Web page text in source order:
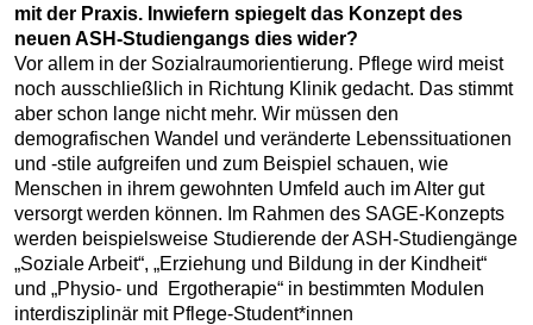
mit der Praxis. Inwiefern spiegelt das Konzept des
neuen ASH-Studiengangs dies wider?
Vor allem in der Sozialraumorientierung. Pflege wird meist
noch ausschließlich in Richtung Klinik gedacht. Das stimmt
aber schon lange nicht mehr. Wir müssen den
demografischen Wandel und veränderte Lebenssituationen
und -stile aufgreifen und zum Beispiel schauen, wie
Menschen in ihrem gewohnten Umfeld auch im Alter gut
versorgt werden können. Im Rahmen des SAGE-Konzepts
werden beispielsweise Studierende der ASH-Studiengänge
„Soziale Arbeit“, „Erziehung und Bildung in der Kindheit“
und „Physio- und Ergotherapie“ in bestimmten Modulen
interdisziplinär mit Pflege-Student*innen